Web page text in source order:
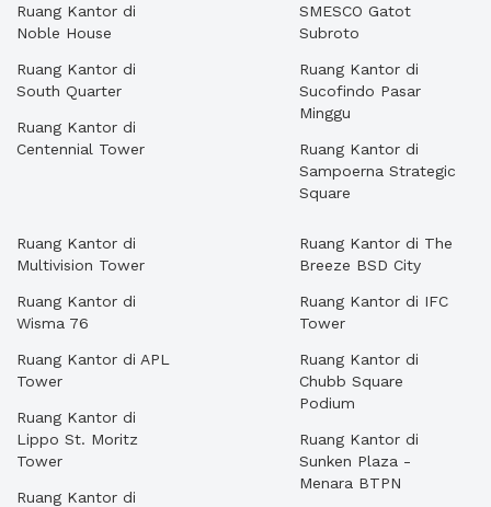
Ruang Kantor di
Noble House
Ruang Kantor di
South Quarter
Ruang Kantor di
Centennial Tower
SMESCO Gatot
Subroto
Ruang Kantor di
Sucofindo Pasar
Minggu
Ruang Kantor di
Sampoerna Strategic
Square
Ruang Kantor di
Multivision Tower
Ruang Kantor di
Wisma 76
Ruang Kantor di APL
Tower
Ruang Kantor di
Lippo St. Moritz
Tower
Ruang Kantor di
Ruang Kantor di The
Breeze BSD City
Ruang Kantor di IFC
Tower
Ruang Kantor di
Chubb Square
Podium
Ruang Kantor di
Sunken Plaza -
Menara BTPN